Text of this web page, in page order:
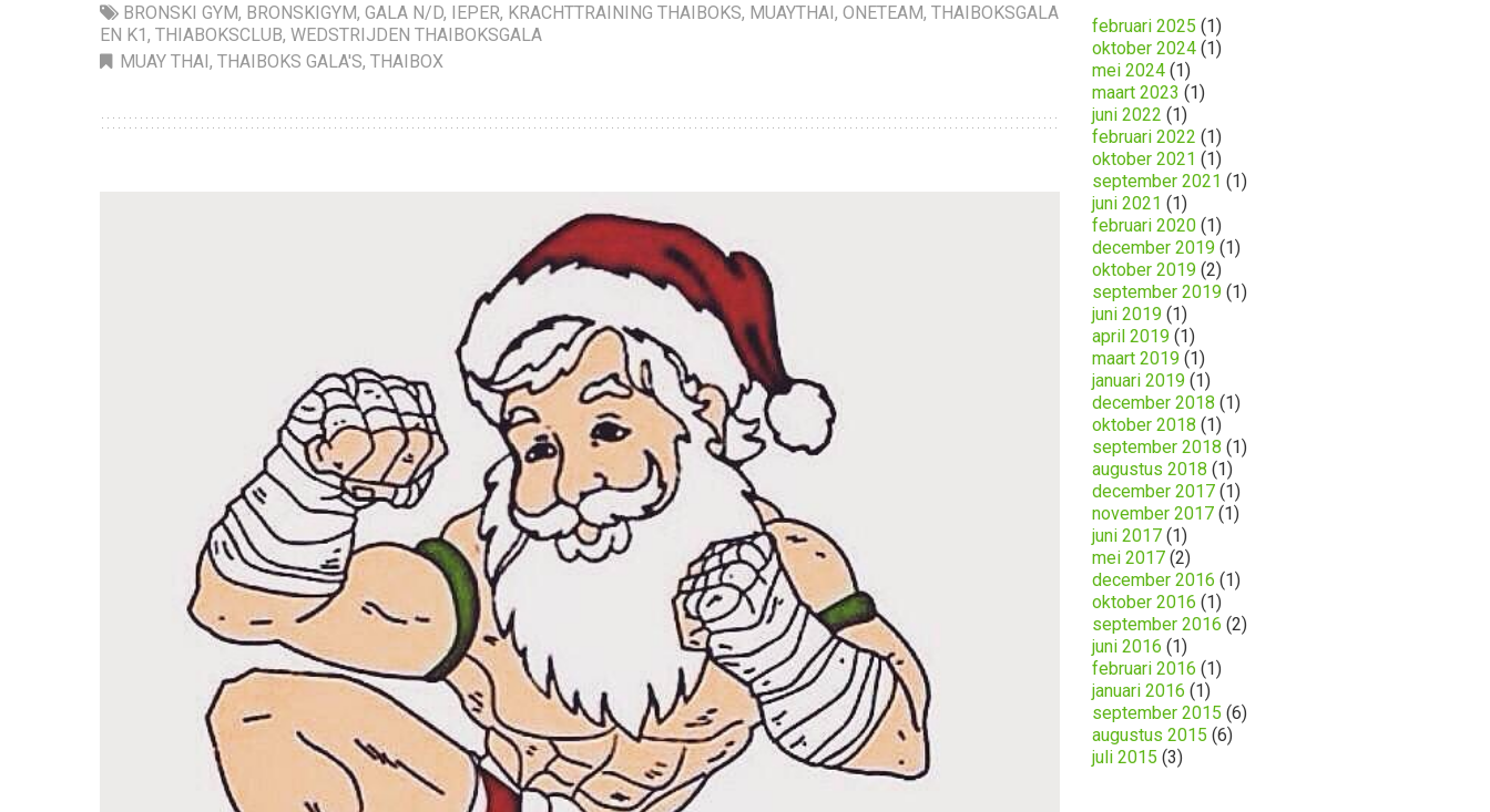
BRONSKI GYM, BRONSKIGYM, GALA N/D, IEPER, KRACHTTRAINING THAIBOKS, MUAYTHAI, ONETEAM, THAIBOKSGALA
EN K1, THIABOKSCLUB, WEDSTRIJDEN THAIBOKSGALA
MUAY THAI, THAIBOKS GALA'S, THAIBOX
februari 2025 (1)
oktober 2024 (1)
mei 2024 (1)
maart 2023 (1)
juni 2022 (1)
februari 2022 (1)
oktober 2021 (1)
september 2021 (1)
juni 2021 (1)
februari 2020 (1)
december 2019 (1)
oktober 2019 (2)
september 2019 (1)
juni 2019 (1)
april 2019 (1)
maart 2019 (1)
januari 2019 (1)
december 2018 (1)
oktober 2018 (1)
september 2018 (1)
augustus 2018 (1)
december 2017 (1)
november 2017 (1)
juni 2017 (1)
mei 2017 (2)
december 2016 (1)
oktober 2016 (1)
september 2016 (2)
juni 2016 (1)
februari 2016 (1)
januari 2016 (1)
september 2015 (6)
augustus 2015 (6)
juli 2015 (3)